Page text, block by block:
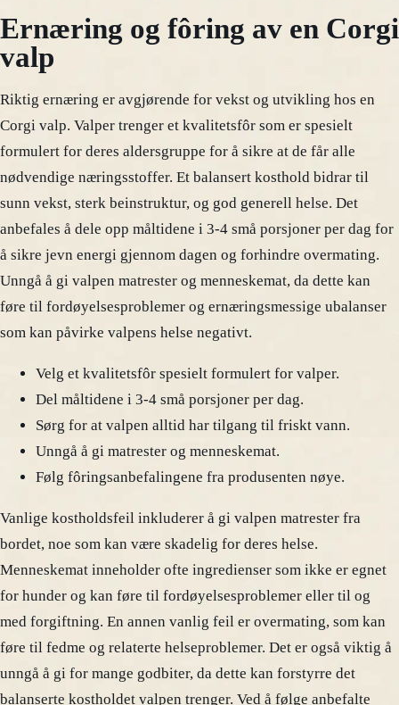
Ernæring og fôring av en Corgi
valp
Riktig ernæring er avgjørende for vekst og utvikling hos en
Corgi valp. Valper trenger et kvalitetsfôr som er spesielt
formulert for deres aldersgruppe for å sikre at de får alle
nødvendige næringsstoffer. Et balansert kosthold bidrar til
sunn vekst, sterk beinstruktur, og god generell helse. Det
anbefales å dele opp måltidene i 3-4 små porsjoner per dag for
å sikre jevn energi gjennom dagen og forhindre overmating.
Unngå å gi valpen matrester og menneskemat, da dette kan
føre til fordøyelsesproblemer og ernæringsmessige ubalanser
som kan påvirke valpens helse negativt.
Velg et kvalitetsfôr spesielt formulert for valper.
Del måltidene i 3-4 små porsjoner per dag.
Sørg for at valpen alltid har tilgang til friskt vann.
Unngå å gi matrester og menneskemat.
Følg fôringsanbefalingene fra produsenten nøye.
Vanlige kostholdsfeil inkluderer å gi valpen matrester fra
bordet, noe som kan være skadelig for deres helse.
Menneskemat inneholder ofte ingredienser som ikke er egnet
for hunder og kan føre til fordøyelsesproblemer eller til og
med forgiftning. En annen vanlig feil er overmating, som kan
føre til fedme og relaterte helseproblemer. Det er også viktig å
unngå å gi for mange godbiter, da dette kan forstyrre det
balanserte kostholdet valpen trenger. Ved å følge anbefalte